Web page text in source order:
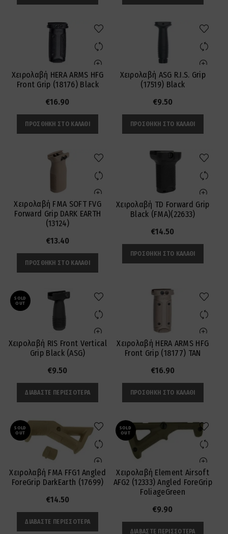
Χειρολαβή HERA ARMS HFG
Front Grip (18176) Black
€16.90
ΠΡΟΣΘΉΚΗ ΣΤΟ ΚΑΛΆΘΙ
Χειρολαβή ASG R.I.S. Grip
(17519) Black
€9.50
ΠΡΟΣΘΉΚΗ ΣΤΟ ΚΑΛΆΘΙ
Χειρολαβή FMA SOFT FVG
Forward Grip DARK EARTH
(13124)
€13.40
ΠΡΟΣΘΉΚΗ ΣΤΟ ΚΑΛΆΘΙ
Χειρολαβή TD Forward Grip
Black (FMA)(22633)
€14.50
ΠΡΟΣΘΉΚΗ ΣΤΟ ΚΑΛΆΘΙ
SOLD
OUT
Χειρολαβή RIS Front Vertical
Grip Black (ASG)
€9.50
ΔΙΑΒΆΣΤΕ ΠΕΡΙΣΣΌΤΕΡΑ
Χειρολαβή HERA ARMS HFG
Front Grip (18177) TAN
€16.90
ΠΡΟΣΘΉΚΗ ΣΤΟ ΚΑΛΆΘΙ
SOLD
OUT
Χειρολαβή FMA FFG1 Angled
ForeGrip DarkEarth (17699)
€14.50
ΔΙΑΒΆΣΤΕ ΠΕΡΙΣΣΌΤΕΡΑ
SOLD
OUT
Χειρολαβή Element Airsoft
AFG2 (12333) Angled ForeGrip
FoliageGreen
€9.90
ΔΙΑΒΆΣΤΕ ΠΕΡΙΣΣΌΤΕΡΑ